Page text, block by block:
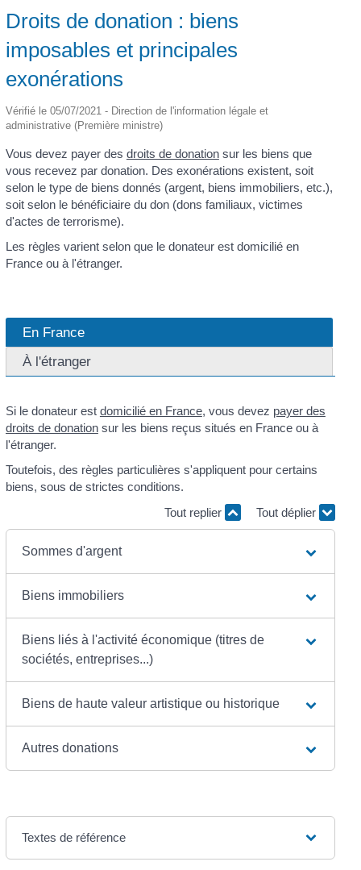
Droits de donation : biens
imposables et principales
exonérations
Vérifié le 05/07/2021 - Direction de l'information légale et
administrative (Première ministre)
Vous devez payer des droits de donationsur les biens que
vous recevez par donation. Des exonérations existent, soit
selon le type de biens donnés (argent, biens immobiliers, etc.),
soit selon le bénéficiaire du don (dons familiaux, victimes
d'actes de terrorisme).
Les règles varient selon que le donateur est domicilié en
France ou à l'étranger.
En France
À l'étranger
Si le donateur est domicilié en France, vous devez payer des
droits de donationsur les biens reçus situés en France ou à
l'étranger.
Toutefois, des règles particulières s'appliquent pour certains
biens, sous de strictes conditions.
Tout replier
Tout déplier
Sommes d'argent
Biens immobiliers
Biens liés à l'activité économique (titres de
sociétés, entreprises...)
Biens de haute valeur artistique ou historique
Autres donations
Textes de référence